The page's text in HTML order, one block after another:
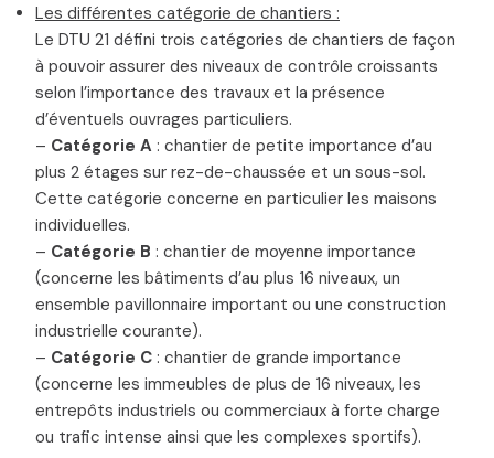
Les différentes catégorie de chantiers :
Le DTU 21 défini trois catégories de chantiers de façon
à pouvoir assurer des niveaux de contrôle croissants
selon l’importance des travaux et la présence
d’éventuels ouvrages particuliers.
– Catégorie A : chantier de petite importance d’au
plus 2 étages sur rez-de-chaussée et un sous-sol.
Cette catégorie concerne en particulier les maisons
individuelles.
– Catégorie B : chantier de moyenne importance
(concerne les bâtiments d’au plus 16 niveaux, un
ensemble pavillonnaire important ou une construction
industrielle courante).
– Catégorie C : chantier de grande importance
(concerne les immeubles de plus de 16 niveaux, les
entrepôts industriels ou commerciaux à forte charge
ou trafic intense ainsi que les complexes sportifs).